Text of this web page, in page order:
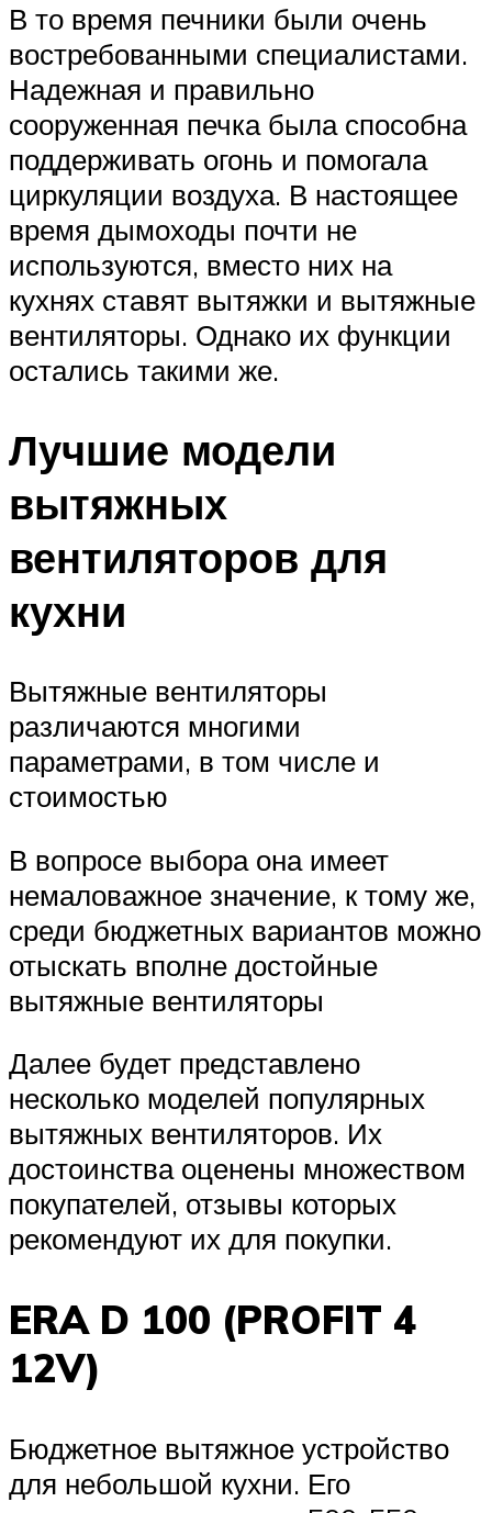
В то время печники были очень
востребованными специалистами.
Надежная и правильно
сооруженная печка была способна
поддерживать огонь и помогала
циркуляции воздуха. В настоящее
время дымоходы почти не
используются, вместо них на
кухнях ставят вытяжки и вытяжные
вентиляторы. Однако их функции
остались такими же.
Лучшие модели
вытяжных
вентиляторов для
кухни
Вытяжные вентиляторы
различаются многими
параметрами, в том числе и
стоимостью
В вопросе выбора она имеет
немаловажное значение, к тому же,
среди бюджетных вариантов можно
отыскать вполне достойные
вытяжные вентиляторы
Далее будет представлено
несколько моделей популярных
вытяжных вентиляторов. Их
достоинства оценены множеством
покупателей, отзывы которых
рекомендуют их для покупки.
ERA D 100 (PROFIT 4
12V)
Бюджетное вытяжное устройство
для небольшой кухни. Его